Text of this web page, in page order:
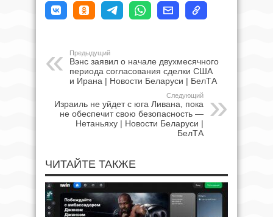
Предыдущий
Вэнс заявил о начале двухмесячного
периода согласования сделки США
и Ирана | Новости Беларуси | БелТА
Следующий
Израиль не уйдет с юга Ливана, пока
не обеспечит свою безопасность —
Нетаньяху | Новости Беларуси |
БелТА
ЧИТАЙТЕ ТАКЖЕ